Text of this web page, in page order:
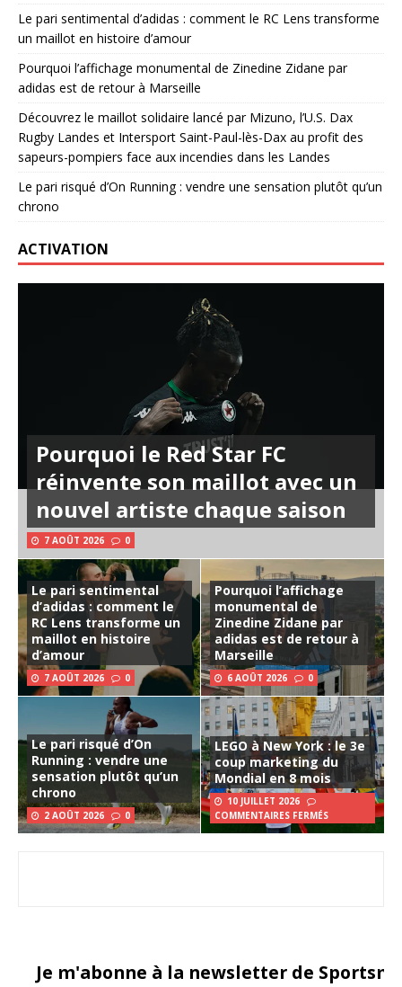
Le pari sentimental d’adidas : comment le RC Lens transforme
un maillot en histoire d’amour
Pourquoi l’affichage monumental de Zinedine Zidane par
adidas est de retour à Marseille
Découvrez le maillot solidaire lancé par Mizuno, l’U.S. Dax
Rugby Landes et Intersport Saint-Paul-lès-Dax au profit des
sapeurs-pompiers face aux incendies dans les Landes
Le pari risqué d’On Running : vendre une sensation plutôt qu’un
chrono
ACTIVATION
Pourquoi le Red Star FC
réinvente son maillot avec un
nouvel artiste chaque saison
7 AOÛT 2026 0
Le pari sentimental
d’adidas : comment le
RC Lens transforme un
maillot en histoire
d’amour
7 AOÛT 2026 0
Pourquoi l’affichage
monumental de
Zinedine Zidane par
adidas est de retour à
Marseille
6 AOÛT 2026 0
Le pari risqué d’On
Running : vendre une
sensation plutôt qu’un
chrono
2 AOÛT 2026 0
LEGO à New York : le 3e
coup marketing du
Mondial en 8 mois
10 JUILLET 2026
COMMENTAIRES FERMÉS
Je m'abonne à la newsletter de